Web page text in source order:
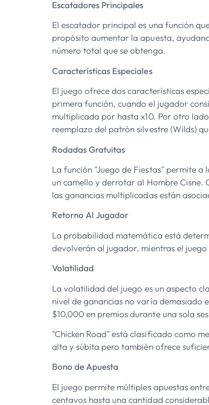
Escatadores Principales
El escatador principal es una función
propósito aumentar la apuesta,
número total que se obtenga.
Características Especiales
El juego ofrece dos características
primera función, cuando el jugador
multiplicada por hasta x10. Por otro
reemplazo del patrón silvestre (Wilds)
Rodadas Gratuitas
La función "Juego de Fiestas" permite
un camello y derrotar al Hombre Cisne.
las ganancias multiplicadas están
Retorno Al Jugador
La probabilidad matemática está
devolverán al jugador, mientras el
Volatilidad
La volatilidad del juego es un aspecto
nivel de ganancias no varía demasiado
$10,000 en premios durante una sola
"Chicken Road" está clasificado como
alta y súbita pero también ofrece
Bono de Apuesta
El juego permite múltiples apuestas
centavos hasta una cantidad